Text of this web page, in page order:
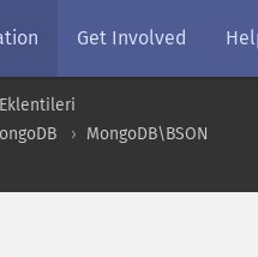
Get Involved
MongoDB\BSON